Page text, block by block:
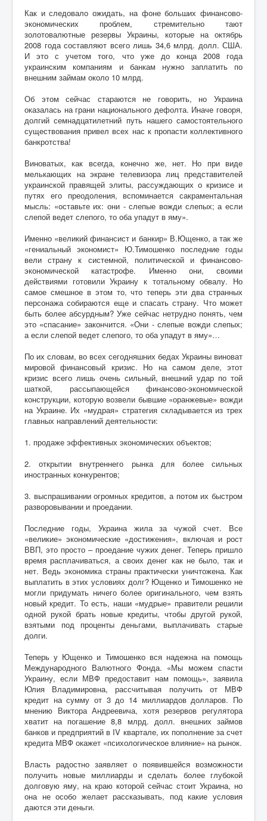
Как и следовало ожидать, на фоне больших финансово-
экономических проблем, стремительно тают
золотовалютные резервы Украины, которые на октябрь
2008 года составляют всего лишь 34,6 млрд. долл. США.
И это с учетом того, что уже до конца 2008 года
украинским компаниям и банкам нужно заплатить по
внешним займам около 10 млрд.
Об этом сейчас стараются не говорить, но Украина
оказалась на грани национального дефолта. Иначе говоря,
долгий семнадцатилетний путь нашего самостоятельного
существования привел всех нас к пропасти коллективного
банкротства!
Виноватых, как всегда, конечно же, нет. Но при виде
мелькающих на экране телевизора лиц представителей
украинской правящей элиты, рассуждающих о кризисе и
путях его преодоления, вспоминается сакраментальная
мысль: «оставьте их: они - слепые вожди слепых; а если
слепой ведет слепого, то оба упадут в яму».
Именно «великий финансист и банкир» В.Ющенко, а так же
«гениальный экономист» Ю.Тимошенко последние годы
вели страну к системной, политической и финансово-
экономической катастрофе. Именно они, своими
действиями готовили Украину к тотальному обвалу. Но
самое смешное в этом то, что теперь эти два странных
персонажа собираются еще и спасать страну. Что может
быть более абсурдным? Уже сейчас нетрудно понять, чем
это «спасание» закончится. «Они - слепые вожди слепых;
а если слепой ведет слепого, то оба упадут в яму»…
По их словам, во всех сегодняшних бедах Украины виноват
мировой финансовый кризис. Но на самом деле, этот
кризис всего лишь очень сильный, внешний удар по той
шаткой, рассыпающейся финансово-экономической
конструкции, которую возвели бывшие «оранжевые» вожди
на Украине. Их «мудрая» стратегия складывается из трех
главных направлений деятельности:
1. продаже эффективных экономических объектов;
2. открытии внутреннего рынка для более сильных
иностранных конкурентов;
3. выспрашивании огромных кредитов, а потом их быстром
разворовывании и проедании.
Последние годы, Украина жила за чужой счет. Все
«великие» экономические «достижения», включая и рост
ВВП, это просто – проедание чужих денег. Теперь пришло
время расплачиваться, а своих денег как не было, так и
нет. Ведь экономика страны практически уничтожена. Как
выплатить в этих условиях долг? Ющенко и Тимошенко не
могли придумать ничего более оригинального, чем взять
новый кредит. То есть, наши «мудрые» правители решили
одной рукой брать новые кредиты, чтобы другой рукой,
взятыми под проценты деньгами, выплачивать старые
долги.
Теперь у Ющенко и Тимошенко вся надежна на помощь
Международного Валютного Фонда. «Мы можем спасти
Украину, если МВФ предоставит нам помощь», заявила
Юлия Владимировна, рассчитывая получить от МВФ
кредит на сумму от 3 до 14 миллиардов долларов. По
мнению Виктора Андреевича, хотя резервов регулятора
хватит на погашение 8,8 млрд. долл. внешних займов
банков и предприятий в IV квартале, их пополнение за счет
кредита МВФ окажет «психологическое влияние» на рынок.
Власть радостно заявляет о появившейся возможности
получить новые миллиарды и сделать более глубокой
долговую яму, на краю которой сейчас стоит Украина, но
она не особо желает рассказывать, под какие условия
даются эти деньги.